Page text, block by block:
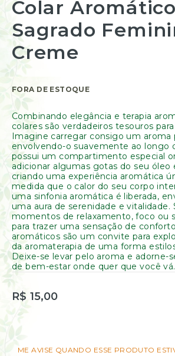
Resinas
/
Incensos
Naturais
Óleos
Essenciais
Vegetais
Perfumados
Incensos
Incensários
Difusores
Aromáticos
Difusores
Elétricos
Livros
Diversos
Ofertas
Banho
de
Ervas
início
da
Galeria
de
Colar
Sagrado
Creme
FORA DE ESTOQUE
Combinando elegância e terapia
colares são verdadeiros tesouros
Imagine carregar consigo um aroma
envolvendo-o suavemente ao longo
possui um compartimento especial
adicionar algumas gotas do seu óleo
criando uma experiência aromática
medida que o calor do seu corpo
uma sinfonia aromática é liberada,
uma aura de serenidade e vitalidade.
momentos de relaxamento, foco ou
para trazer uma sensação de
aromáticos são um convite para
da aromaterapia de uma forma
Deixe-se levar pelo aroma e adorne-
de bem-estar onde quer que você vá.
R$ 15,00
ME AVISE QUANDO ESSE PRODUTO